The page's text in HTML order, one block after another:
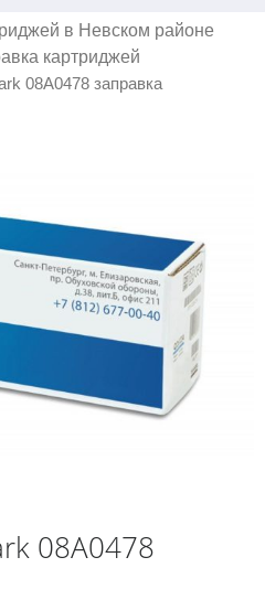
в Невском районе
картриджей
08A0478 заправка
08A0478